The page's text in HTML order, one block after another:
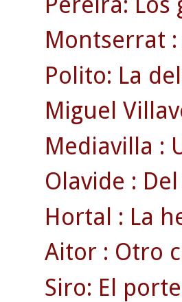
Montserrat
Polito: La
Miguel
Mediavilla :
Olavide :
Hortal : La
Aitor : Otro
Siro: El